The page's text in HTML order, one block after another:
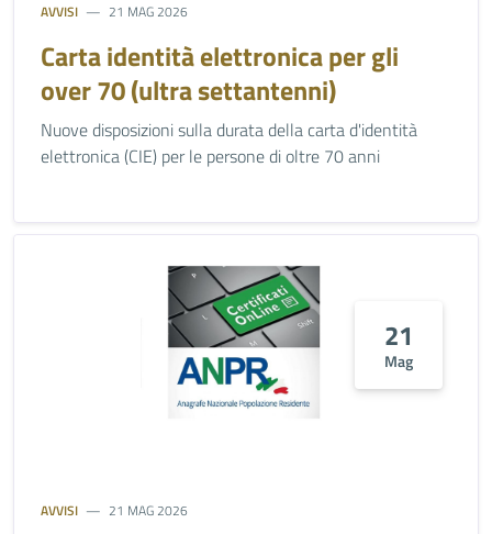
AVVISI 21 MAG 2026
Carta identità elettronica per gli
over 70 (ultra settantenni)
Nuove disposizioni sulla durata della carta d'identità
elettronica (CIE) per le persone di oltre 70 anni
21
Mag
AVVISI 21 MAG 2026